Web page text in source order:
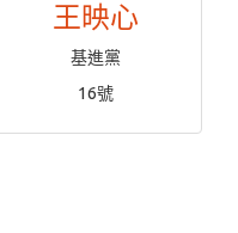
王映心
基進黨
16號